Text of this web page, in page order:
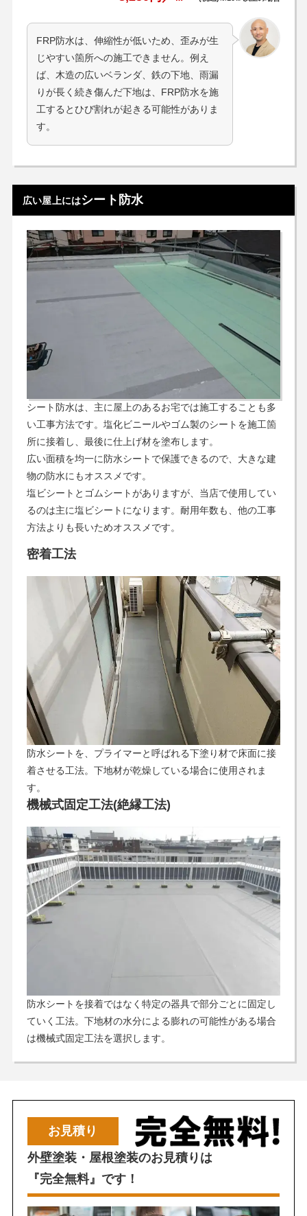
FRP防水は、伸縮性が低いため、歪みが生
じやすい箇所への施工できません。例え
ば、木造の広いベランダ、鉄の下地、雨漏
りが長く続き傷んだ下地は、FRP防水を施
工するとひび割れが起きる可能性がありま
す。
広い屋上にはシート防水
シート防水は、主に屋上のあるお宅では施工することも多
い工事方法です。塩化ビニールやゴム製のシートを施工箇
所に接着し、最後に仕上げ材を塗布します。
広い面積を均一に防水シートで保護できるので、大きな建
物の防水にもオススメです。
塩ビシートとゴムシートがありますが、当店で使用してい
るのは主に塩ビシートになります。耐用年数も、他の工事
方法よりも長いためオススメです。
密着工法
防水シートを、プライマーと呼ばれる下塗り材で床面に接
着させる工法。下地材が乾燥している場合に使用されま
す。
機械式固定工法(絶縁工法)
防水シートを接着ではなく特定の器具で部分ごとに固定し
ていく工法。下地材の水分による膨れの可能性がある場合
は機械式固定工法を選択します。
お見積り
外壁塗装・屋根塗装のお見積りは
『完全無料』です！